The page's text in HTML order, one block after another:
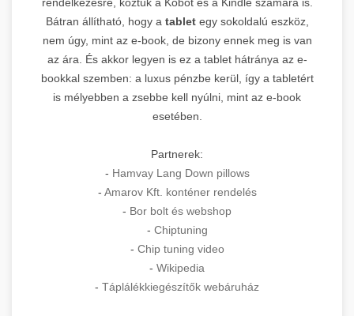
Bátran állítható, hogy a tabletegy sokoldalú eszköz,
nem úgy, mint az e-book, de bizony ennek meg is van
az ára. És akkor legyen is ez a tablet hátránya az e-
bookkal szemben: a luxus pénzbe kerül, így a tabletért
is mélyebben a zsebbe kell nyúlni, mint az e-book
esetében.
Partnerek:
- Hamvay Lang Down pillows
- Amarov Kft. konténer rendelés
- Bor bolt és webshop
- Chiptuning
- Chip tuning video
- Wikipedia
- Táplálékkiegészítők webáruház